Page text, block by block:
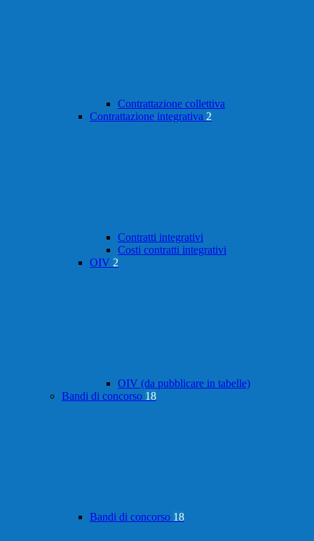
Contrattazione collettiva
Contrattazione integrativa 2
Contratti integrativi
Costi contratti integrativi
OIV 2
OIV (da pubblicare in tabelle)
Bandi di concorso 18
Bandi di concorso 18